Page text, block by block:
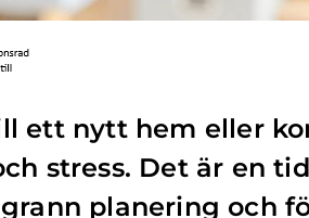
ett nytt hem eller
stress. Det är en
planering och